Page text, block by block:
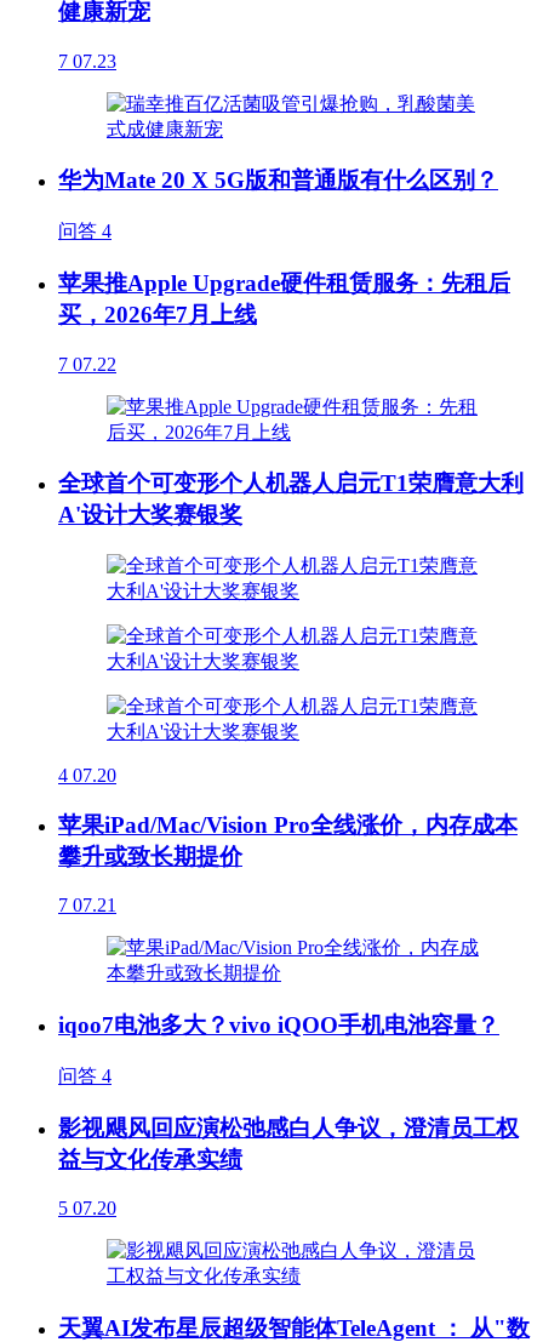
健康新宠
7 07.23
华为Mate 20 X 5G版和普通版有什么区别？
问答 4
苹果推Apple Upgrade硬件租赁服务：先租后
买，2026年7月上线
7 07.22
全球首个可变形个人机器人启元T1荣膺意大利
A'设计大奖赛银奖
4 07.20
苹果iPad/Mac/Vision Pro全线涨价，内存成本
攀升或致长期提价
7 07.21
iqoo7电池多大？vivo iQOO手机电池容量？
问答 4
影视飓风回应演松弛感白人争议，澄清员工权
益与文化传承实绩
5 07.20
天翼AI发布星辰超级智能体TeleAgent ： 从"数